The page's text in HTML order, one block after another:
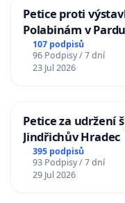
Petice proti
Polabinám v
107 podpisů
96 Podpisy / 7 dní
23 Jul 2026
Petice za udržení
Jindřichův Hradec
395 podpisů
93 Podpisy / 7 dní
29 Jul 2026